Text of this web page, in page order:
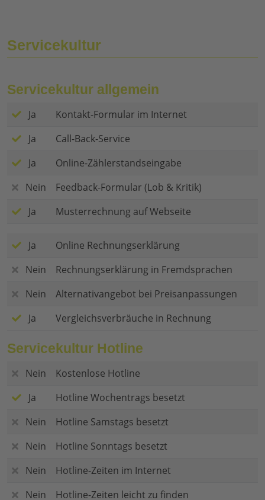
Servicekultur
Servicekultur allgemein
Ja
Kontakt-Formular im Internet
Ja
Call-Back-Service
Ja
Online-Zählerstandseingabe
Nein
Feedback-Formular (Lob & Kritik)
Ja
Musterrechnung auf Webseite
Ja
Online Rechnungserklärung
Nein
Rechnungserklärung in Fremdsprachen
Nein
Alternativangebot bei Preisanpassungen
Ja
Vergleichsverbräuche in Rechnung
Servicekultur Hotline
Nein
Kostenlose Hotline
Ja
Hotline Wochentrags besetzt
Nein
Hotline Samstags besetzt
Nein
Hotline Sonntags besetzt
Nein
Hotline-Zeiten im Internet
Nein
Hotline-Zeiten leicht zu finden